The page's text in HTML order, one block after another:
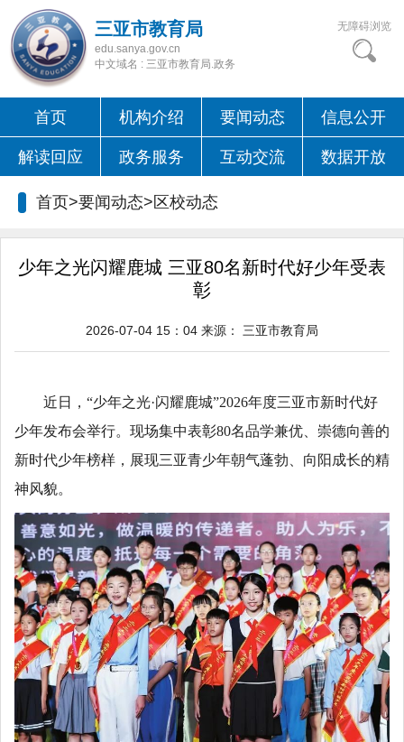
三亚市教育局
edu.sanya.gov.cn
中文域名 : 三亚市教育局.政务
无障碍浏览
首页 机构介绍 要闻动态 信息公开
解读回应 政务服务 互动交流 数据开放
首页>要闻动态>区校动态
少年之光闪耀鹿城 三亚80名新时代好少年受表
彰
2026-07-04 15：04 来源： 三亚市教育局
近日，“少年之光·闪耀鹿城”2026年度三亚市新时代好
少年发布会举行。现场集中表彰80名品学兼优、崇德向善的
新时代少年榜样，展现三亚青少年朝气蓬勃、向阳成长的精
神风貌。